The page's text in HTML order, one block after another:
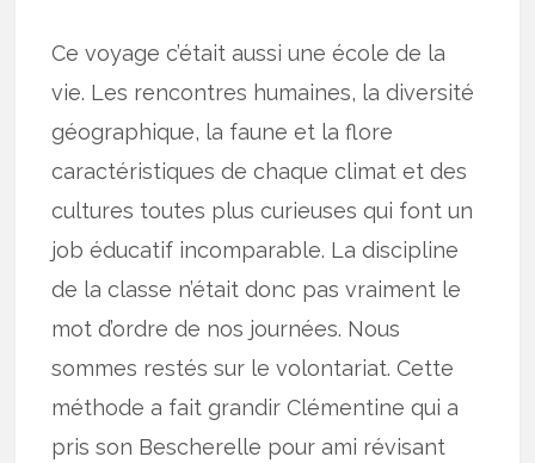
Ce voyage c’était aussi une école de la
vie. Les rencontres humaines, la diversité
géographique, la faune et la flore
caractéristiques de chaque climat et des
cultures toutes plus curieuses qui font un
job éducatif incomparable. La discipline
de la classe n’était donc pas vraiment le
mot d’ordre de nos journées. Nous
sommes restés sur le volontariat. Cette
méthode a fait grandir Clémentine qui a
pris son Bescherelle pour ami révisant